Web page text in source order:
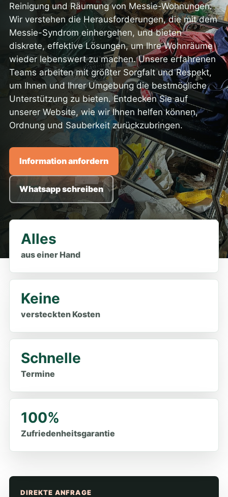
Reinigung und Räumung von Messie-Wohnungen.
Wir verstehen die Herausforderungen, die mit dem
Messie-Syndrom einhergehen, und bieten
diskrete, effektive Lösungen, um Ihre Wohnräume
wieder lebenswert zu machen. Unsere erfahrenen
Teams arbeiten mit größter Sorgfalt und Respekt,
um Ihnen und Ihrer Umgebung die bestmögliche
Unterstützung zu bieten. Entdecken Sie auf
unserer Website, wie wir Ihnen helfen können,
Ordnung und Sauberkeit zurückzubringen.
Information anfordern
Whatsapp schreiben
Alles
aus einer Hand
Keine
versteckten Kosten
Schnelle
Termine
100%
Zufriedenheitsgarantie
DIREKTE ANFRAGE